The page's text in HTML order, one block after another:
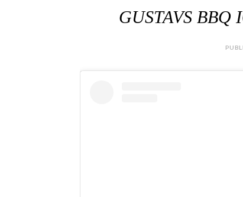
GUSTAVS BBQ